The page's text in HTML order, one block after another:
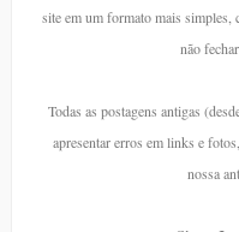
site em um formato mais simples,
não
Todas as postagens antigas
apresentar erros em links e
nossa